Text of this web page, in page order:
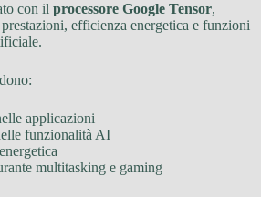
con il processore Google Tensor,
efficienza energetica e funzioni
applicazioni
funzionalità AI
multitasking e gaming